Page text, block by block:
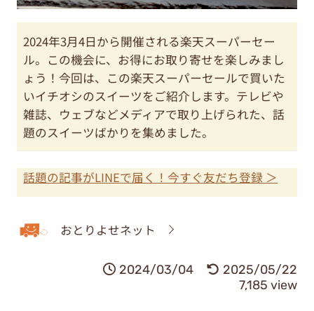
2024年3月4日から開催される楽天スーパーセー
ル。この機会に、お得にお取り寄せを楽しみまし
ょう！今回は、この楽天スーパーセールで買いた
いイチオシのスイーツをご紹介します。テレビや
雑誌、ウェブなどメディアで取り上げられた、話
題のスイーツばかりを集めました。
話題の記事がLINEで届く！今すぐ友だち登録 ＞
おとりよせネット
2024/03/04
2025/05/22
7,185 view